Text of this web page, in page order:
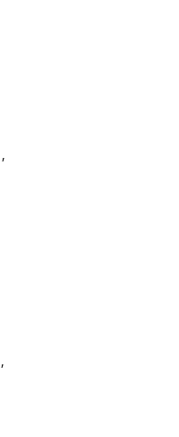
,
,